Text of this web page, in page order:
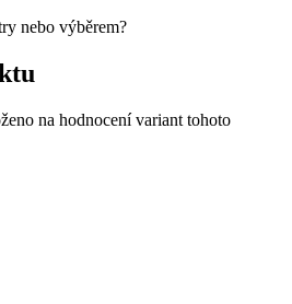
nebo výběrem?
na hodnocení variant tohoto